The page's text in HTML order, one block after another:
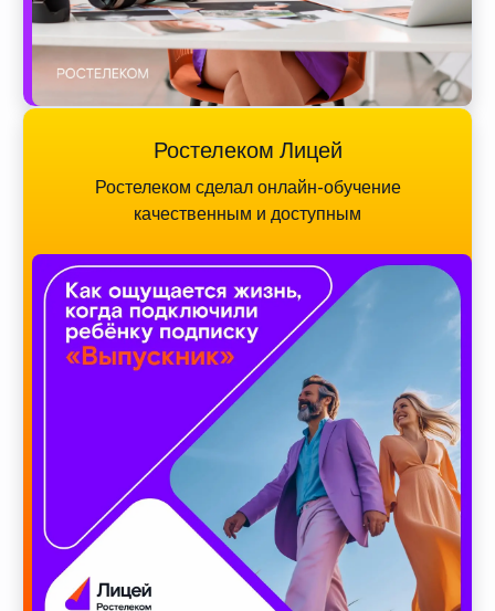
Ростелеком Лицей
Ростелеком сделал онлайн-обучение
качественным и доступным